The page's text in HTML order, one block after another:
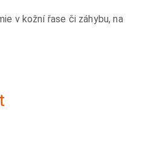
v kožní řase či záhybu, na